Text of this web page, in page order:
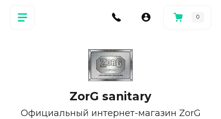
0
ZorG sanitary
Официальный интернет-магазин ZorG